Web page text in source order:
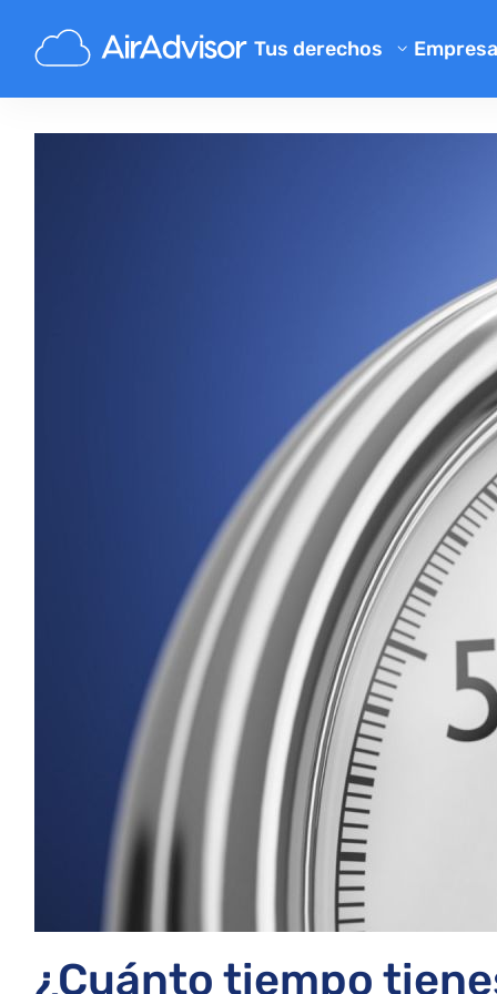
Tus derechos
Calculadora de
Compensación por vuelos
Compensación por vuelos
Reclamaciones por
Compensación por
Reclamaciones a aerolíneas
Quejas a aerolíneas
Cancelación de vuelo por
Normativa
Empresa
Blog
¿Cuánto tiempo